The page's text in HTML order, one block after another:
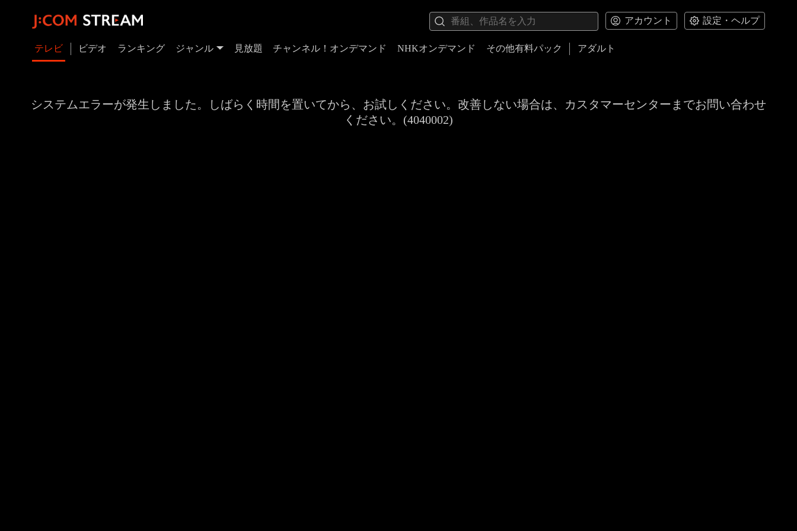
アカウント 設定・ヘルプ
テレビ ビデオ ランキング ジャンル 見放題 チャンネル！オンデマンド NHKオンデマンド その他有料パック アダルト
システムエラーが発生しました。しばらく時間を置いてから、お試しください。改善しない場合は、カスタマーセンターまでお問い合わせ
ください。(4040002)